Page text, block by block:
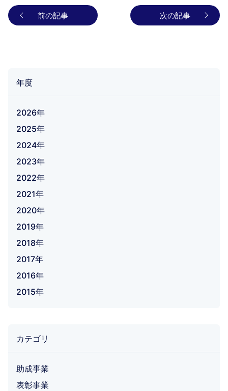
前の記事 次の記事
年度
2026年
2025年
2024年
2023年
2022年
2021年
2020年
2019年
2018年
2017年
2016年
2015年
カテゴリ
助成事業
表彰事業